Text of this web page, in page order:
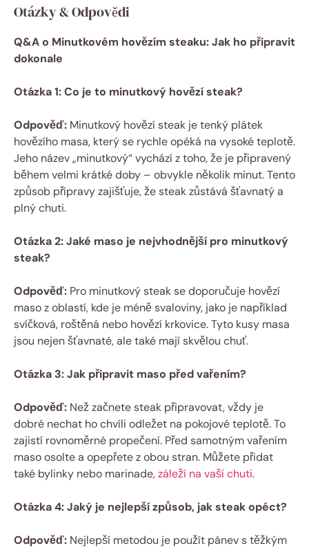
Otázky & Odpovědi
Q&A o Minutkovém hovězím steaku: Jak ho připravit
dokonale
Otázka 1: Co je to minutkový hovězí steak?
Odpověď: Minutkový hovězí steak je tenký plátek
hovězího masa, který se rychle opéká na vysoké teplotě.
Jeho název „minutkový“ vychází z toho, že je připravený
během velmi krátké doby – obvykle několik minut. Tento
způsob přípravy zajišťuje, že steak zůstává šťavnatý a
plný chuti.
Otázka 2: Jaké maso je nejvhodnější pro minutkový
steak?
Odpověď: Pro minutkový steak se doporučuje hovězí
maso z oblastí, kde je méně svaloviny, jako je například
svíčková, roštěná nebo hovězí krkovice. Tyto kusy masa
jsou nejen šťavnaté, ale také mají skvělou chuť.
Otázka 3: Jak připravit maso před vařením?
Odpověď: Než začnete steak připravovat, vždy je
dobré nechat ho chvíli odležet na pokojové teplotě. To
zajistí rovnoměrné propečení. Před samotným vařením
maso osolte a opepřete z obou stran. Můžete přidat
také bylinky nebo marinade,záleží na vaší chuti.
Otázka 4: Jaký je nejlepší způsob, jak steak opéct?
Odpověď: Nejlepší metodou je použít pánev s těžkým